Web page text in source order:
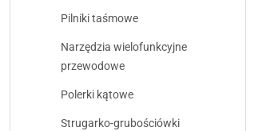
Pilniki taśmowe
Narzędzia wielofunkcyjne
przewodowe
Polerki kątowe
Strugarko-grubościówki